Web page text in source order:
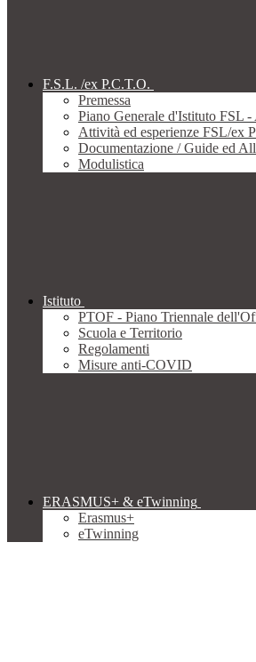
F.S.L. /ex P.C.T.O.
Premessa
Piano Generale d'Istituto FSL
Attività ed esperienze FSL/ex
Documentazione / Guide ed
Modulistica
Istituto
PTOF - Piano Triennale
Scuola e Territorio
Regolamenti
Misure anti-COVID
ERASMUS+ & eTwinning
Erasmus+
eTwinning